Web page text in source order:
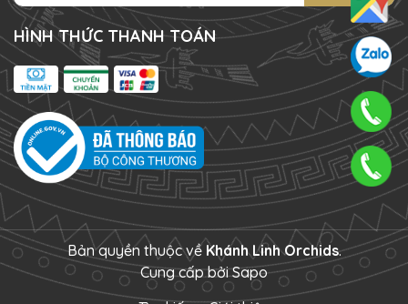
HÌNH THỨC THANH TOÁN
Bản quyền thuộc về Khánh Linh Orchids.
Cung cấp bởiSapo